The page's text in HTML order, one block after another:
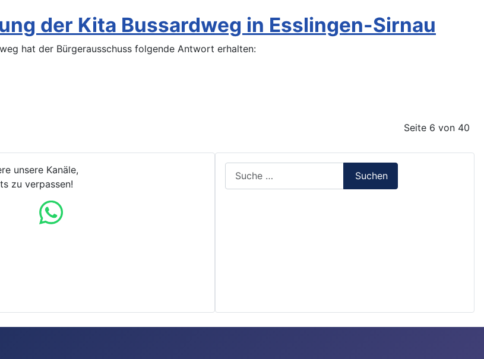
der Kita Bussardweg in Esslingen-Sirnau
hat der Bürgerausschuss folgende Antwort erhalten:
Seite 6 von 40
unsere Kanäle,
zu verpassen!
Suchen